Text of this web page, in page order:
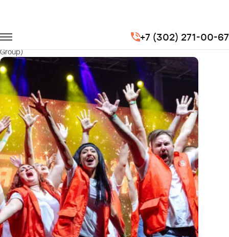
+7 (302) 271-00-67
Корпоративные перевозки
Новогодний корпоратив торговой сети "Пятерочка" (X5 Retail
Group)